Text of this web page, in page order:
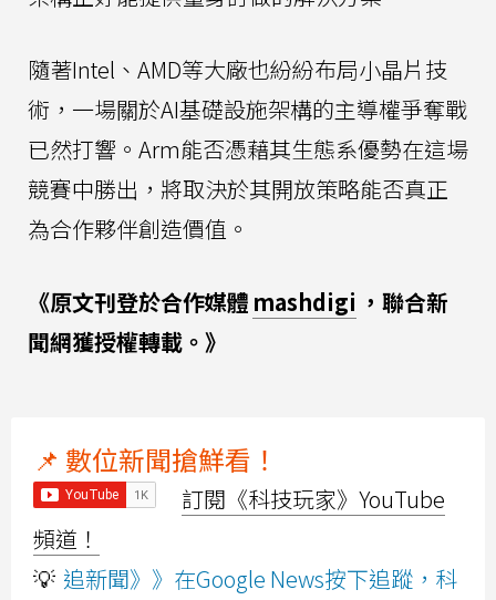
隨著Intel、AMD等大廠也紛紛布局小晶片技
術，一場關於AI基礎設施架構的主導權爭奪戰
已然打響。Arm能否憑藉其生態系優勢在這場
競賽中勝出，將取決於其開放策略能否真正
為合作夥伴創造價值。
《原文刊登於合作媒體 mashdigi ，聯合新
聞網獲授權轉載。》
📌 數位新聞搶鮮看！
訂閱《科技玩家》YouTube
頻道！
💡 追新聞》》在Google News按下追蹤，科